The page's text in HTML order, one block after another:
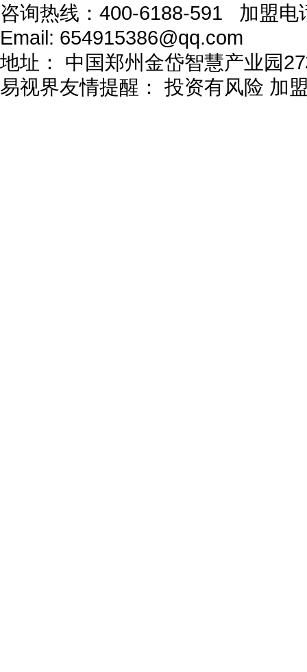
咨询热线： 400-6188-591 加盟电
Email: 654915386@qq.com
地址：
中国郑州金岱智慧产业园
易视界友情提醒：
投资有风险 加